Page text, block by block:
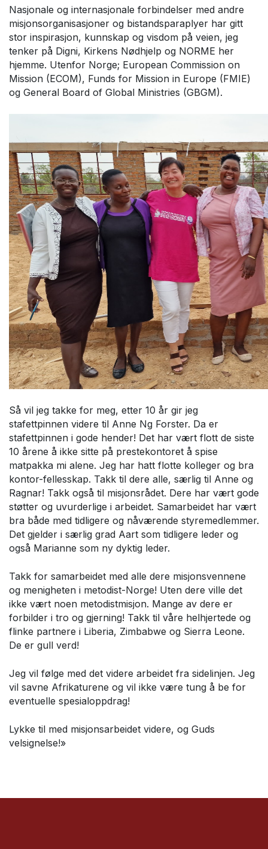
Nasjonale og internasjonale forbindelser med andre
misjonsorganisasjoner og bistandsparaplyer har gitt
stor inspirasjon, kunnskap og visdom på veien, jeg
tenker på Digni, Kirkens Nødhjelp og NORME her
hjemme. Utenfor Norge; European Commission on
Mission (ECOM), Funds for Mission in Europe (FMIE)
og General Board of Global Ministries (GBGM).
Så vil jeg takke for meg, etter 10 år gir jeg
stafettpinnen videre til Anne Ng Forster. Da er
stafettpinnen i gode hender! Det har vært flott de siste
10 årene å ikke sitte på prestekontoret å spise
matpakka mi alene. Jeg har hatt flotte kolleger og bra
kontor-fellesskap. Takk til dere alle, særlig til Anne og
Ragnar! Takk også til misjonsrådet. Dere har vært gode
støtter og uvurderlige i arbeidet. Samarbeidet har vært
bra både med tidligere og nåværende styremedlemmer.
Det gjelder i særlig grad Aart som tidligere leder og
også Marianne som ny dyktig leder.
Takk for samarbeidet med alle dere misjonsvennene
og menigheten i metodist-Norge! Uten dere ville det
ikke vært noen metodistmisjon. Mange av dere er
forbilder i tro og gjerning! Takk til våre helhjertede og
flinke partnere i Liberia, Zimbabwe og Sierra Leone.
De er gull verd!
Jeg vil følge med det videre arbeidet fra sidelinjen. Jeg
vil savne Afrikaturene og vil ikke være tung å be for
eventuelle spesialoppdrag!
Lykke til med misjonsarbeidet videre, og Guds
velsignelse!»